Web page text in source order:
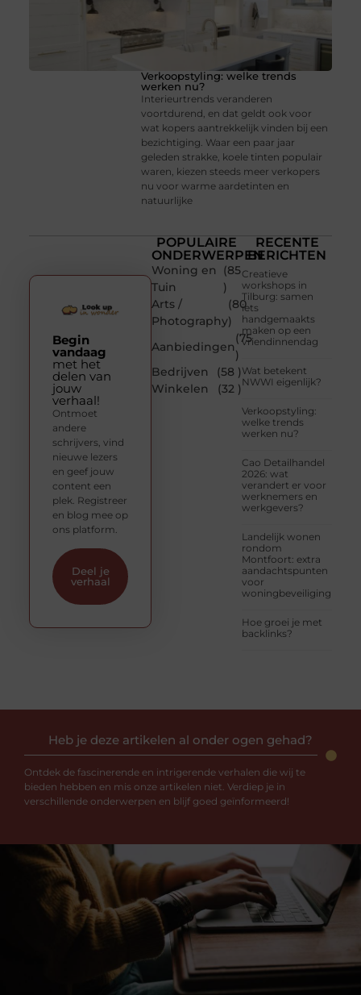
Verkoopstyling: welke trends
werken nu?
Interieurtrends veranderen
voortdurend, en dat geldt ook voor
wat kopers aantrekkelijk vinden bij een
bezichtiging. Waar een paar jaar
geleden strakke, koele tinten populair
waren, kiezen steeds meer verkopers
nu voor warme aardetinten en
natuurlijke
POPULAIRE
ONDERWERPEN
Woning en
Tuin
(85
)
Arts /
Photography
(80
)
Aanbiedingen
(75
)
Bedrijven
(58 )
Winkelen
(32 )
RECENTE
BERICHTEN
Creatieve
workshops in
Tilburg: samen
iets
handgemaakts
maken op een
vriendinnendag
Wat betekent
NWWI eigenlijk?
Verkoopstyling:
welke trends
werken nu?
Cao Detailhandel
2026: wat
verandert er voor
werknemers en
werkgevers?
Landelijk wonen
rondom
Montfoort: extra
aandachtspunten
voor
woningbeveiliging
Hoe groei je met
backlinks?
Begin
vandaag
met het
delen van
jouw
verhaal!
Ontmoet
andere
schrijvers, vind
nieuwe lezers
en geef jouw
content een
plek. Registreer
en blog mee op
ons platform.
Deel je
verhaal
Heb je deze artikelen al onder ogen gehad?
Ontdek de fascinerende en intrigerende verhalen die wij te
bieden hebben en mis onze artikelen niet. Verdiep je in
verschillende onderwerpen en blijf goed geïnformeerd!